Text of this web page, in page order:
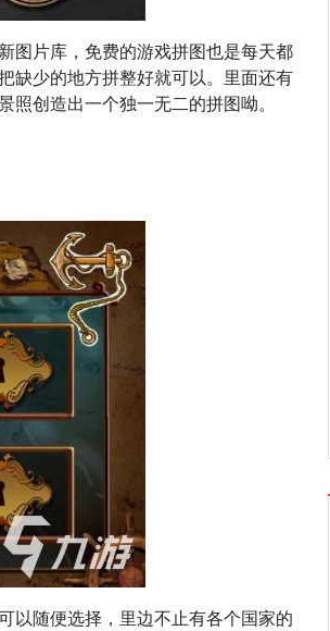
图片库，免费的游戏拼图也是每天都
缺少的地方拼整好就可以。里面还有
创造出一个独一无二的拼图呦。
以随便选择，里边不止有各个国家的